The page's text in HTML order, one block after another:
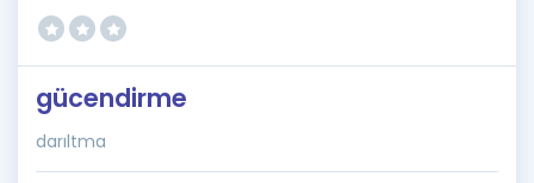
gücendirme
darıltma